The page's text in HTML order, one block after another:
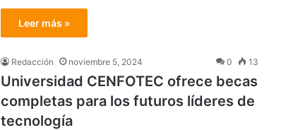
Leer más »
Redacción noviembre 5, 2024 0 13
Universidad CENFOTEC ofrece becas
completas para los futuros líderes de
tecnología